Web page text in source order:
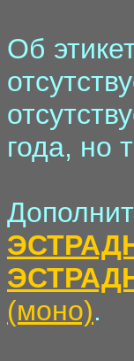
Об
года, но
(моно).